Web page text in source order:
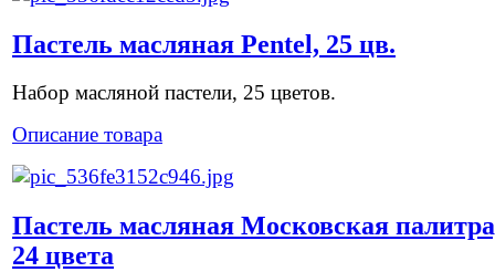
Пастель масляная Pentel, 25 цв.
Набор масляной пастели, 25 цветов.
Описание товара
Пастель масляная Московская
24 цвета